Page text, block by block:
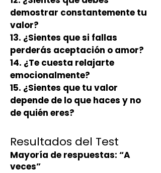
demostrar constantemente tu
valor?
13. ¿Sientes que si fallas
perderás aceptación o amor?
14. ¿Te cuesta relajarte
emocionalmente?
15. ¿Sientes que tu valor
depende de lo que haces y no
de quién eres?
Resultados del Test
Mayoría de respuestas: “A
veces”